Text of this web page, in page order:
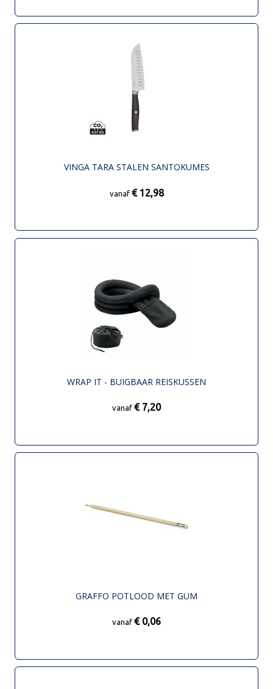
VINGA TARA STALEN SANTOKUMES
vanaf € 12,98
WRAP IT - BUIGBAAR REISKUSSEN
vanaf € 7,20
GRAFFO POTLOOD MET GUM
vanaf € 0,06